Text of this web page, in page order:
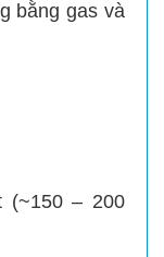
bằng gas và
(~150 – 200